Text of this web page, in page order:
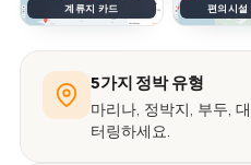
계류지 카드 편의시설
5가지 정박 유형
마리나, 정박지, 부두,
터링하세요.